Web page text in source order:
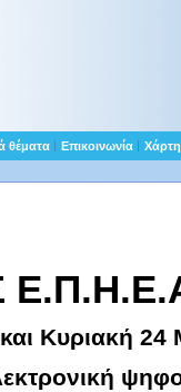
θέματα Επικοινωνία
Κυριακή 24